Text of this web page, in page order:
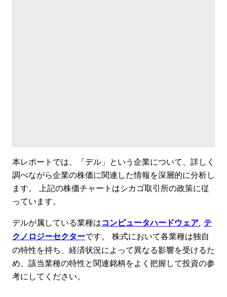
本レポートでは、「デル」という企業について、詳しく
調べながら企業の株価に関連した情報を深層的に分析し
ます。 上記の株価チャートはシカゴ取引所の政策に従
っています。
デルが属している業種はコンピュータハードウェア, テ
クノロジーセクターです。 株式において各業種は独自
の特性を持ち、経済状況によって異なる影響を受けるた
め、該当業種の特性と関連銘柄をよく把握して投資の参
考にしてください。